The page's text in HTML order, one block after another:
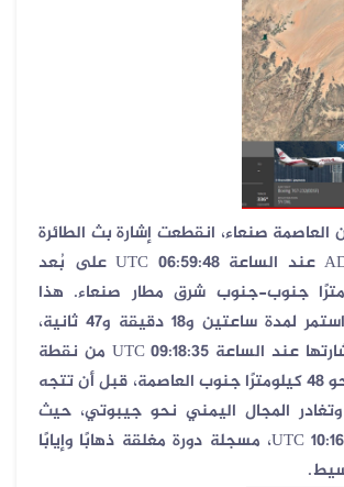
العاصمة صنعاء، انقطعت إشارة بث الطائرة
عند الساعة06:59:48 UTC
على بُعد
جنوب-جنوب شرق مطار صنعاء. هذا
الانقطاع، الذي استمر لمدة ساعتين و18 دقيقة و47 ثانية،
عند الساعة 09:18:35 UTC
من نقطة
48كيلومترًا جنوب العاصمة، قبل أن تتجه
وتغادر المجال اليمني نحو جيبوتي، حيث
، مسجلة دورة مغلقة ذهابًا وإيابًا
.